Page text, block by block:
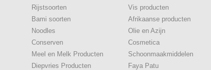
Rijstsoorten
Bami soorten
Noodles
Conserven
Meel en Melk Producten
Diepvries Producten
Vis producten
Afrikaanse producten
Olie en Azijn
Cosmetica
Schoonmaakmiddelen
Faya Patu